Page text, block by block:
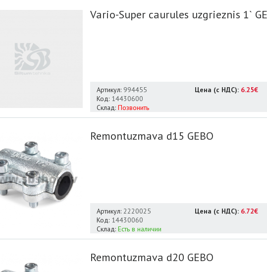
Vario-Super caurules uzgrieznis 1`
Цена (с НДС): 6.25€
Артикул: 994455
Код: 14430600
Склад: Позвонить
Remontuzmava d15 GEBO
Цена (с НДС): 6.72€
Артикул: 2220025
Код: 14430060
Склад: Есть в наличии
Remontuzmava d20 GEBO